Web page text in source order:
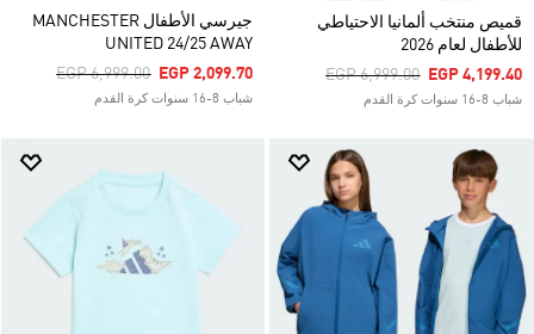
قميص منتخب ألمانيا الاحتياطي
للأطفال لعام 2026
Price Reduced From
EGP 6,999.00ToEGP 4,199.40
شباب 8-16 سنوات كرة القدم
جيرسي الأطفال MANCHESTER
UNITED 24/25 AWAY
Price Reduced From
EGP 6,999.00ToEGP 2,099.70
شباب 8-16 سنوات كرة القدم